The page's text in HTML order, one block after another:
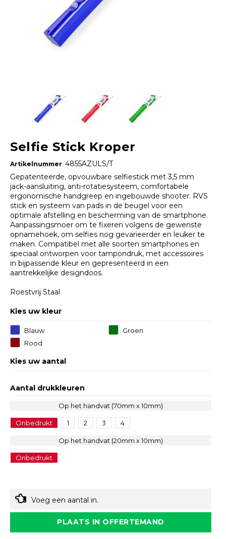
Selfie Stick Kroper
Artikelnummer:4855AZULS/T
Gepatenteerde, opvouwbare selfiestick met 3,5 mm
jack-aansluiting, anti-rotatiesysteem, comfortabele
ergonomische handgreep en ingebouwde shooter. RVS
stick en systeem van pads in de beugel voor een
optimale afstelling en bescherming van de smartphone.
Aanpassingsmoer om te fixeren volgens de gewenste
opnamehoek, om selfies nog gevarieerder en leuker te
maken. Compatibel met alle soorten smartphones en
speciaal ontworpen voor tampondruk, met accessoires
in bijpassende kleur en gepresenteerd in een
aantrekkelijke designdoos.
Roestvrij Staal
Kies uw kleur
Blauw
Groen
Rood
Kies uw aantal
Aantal drukkleuren
Op het handvat (70mm x 10mm)
Onbedrukt 1 2 3 4
Op het handvat (20mm x 10mm)
Onbedrukt
Voeg een aantal in.
PLAATS IN OFFERTEMAND